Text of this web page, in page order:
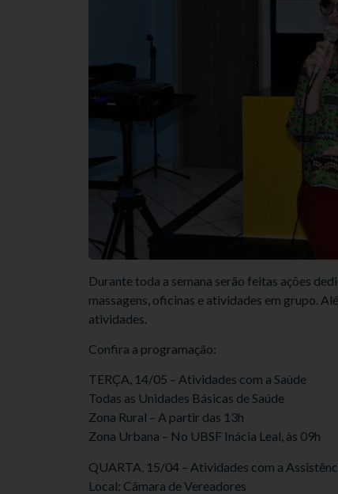
Durante toda a semana serão feitas ações
massagens, oficinas e atividades em grupo.
atividades.
Confira a programação:
TERÇA, 14/05 – Atividades com a Saúde
Todas as Unidades Básicas de Saúde
Zona Rural – A partir das 13h
Zona Urbana – No UBSF Inácia Leal, às 09h
QUARTA, 15/04 – Atividades com a
Local: Câmara de Vereadores